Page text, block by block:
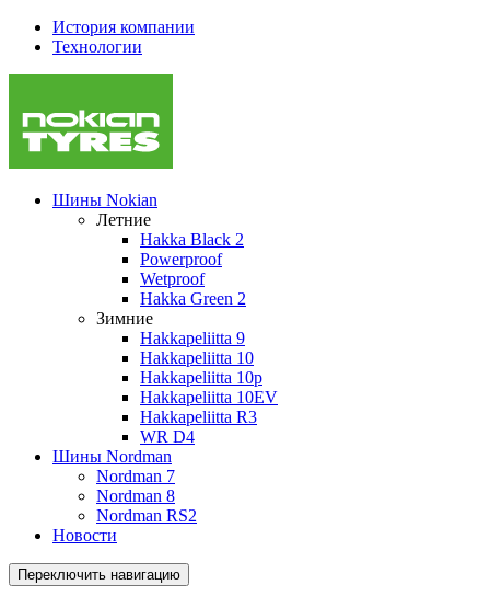
История компании
Технологии
Шины Nokian
Летние
Hakka Black 2
Powerproof
Wetproof
Hakka Green 2
Зимние
Hakkapeliitta 9
Hakkapeliitta 10
Hakkapeliitta 10p
Hakkapeliitta 10EV
Hakkapeliitta R3
WR D4
Шины Nordman
Nordman 7
Nordman 8
Nordman RS2
Новости
Переключить навигацию